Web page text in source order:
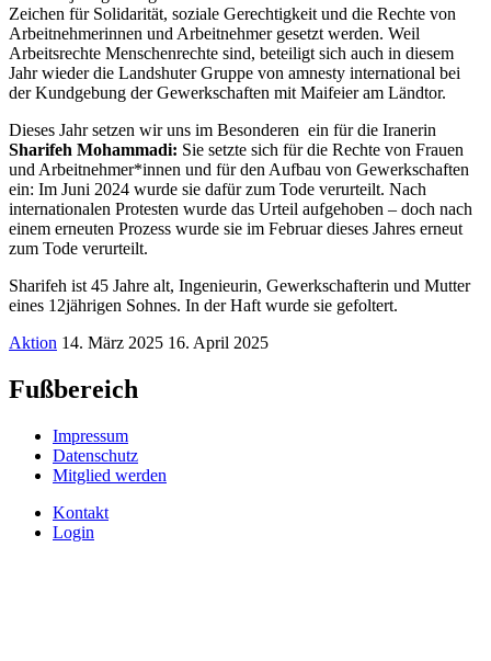
Zeichen für Solidarität, soziale Gerechtigkeit und die Rechte von
Arbeitnehmerinnen und Arbeitnehmer gesetzt werden. Weil
Arbeitsrechte Menschenrechte sind, beteiligt sich auch in diesem
Jahr wieder die Landshuter Gruppe von amnesty international bei
der Kundgebung der Gewerkschaften mit Maifeier am Ländtor.
Dieses Jahr setzen wir uns im Besonderen ein für die Iranerin
Sharifeh Mohammadi: Sie setzte sich für die Rechte von Frauen
und Arbeitnehmer*innen und für den Aufbau von Gewerkschaften
ein: Im Juni 2024 wurde sie dafür zum Tode verurteilt. Nach
internationalen Protesten wurde das Urteil aufgehoben – doch nach
einem erneuten Prozess wurde sie im Februar dieses Jahres erneut
zum Tode verurteilt.
Sharifeh ist 45 Jahre alt, Ingenieurin, Gewerkschafterin und Mutter
eines 12jährigen Sohnes. In der Haft wurde sie gefoltert.
Aktion 14. März 2025 16. April 2025
Fußbereich
Impressum
Datenschutz
Mitglied werden
Kontakt
Login